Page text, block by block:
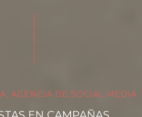
AGENCIA DE SOCIAL MEDIA